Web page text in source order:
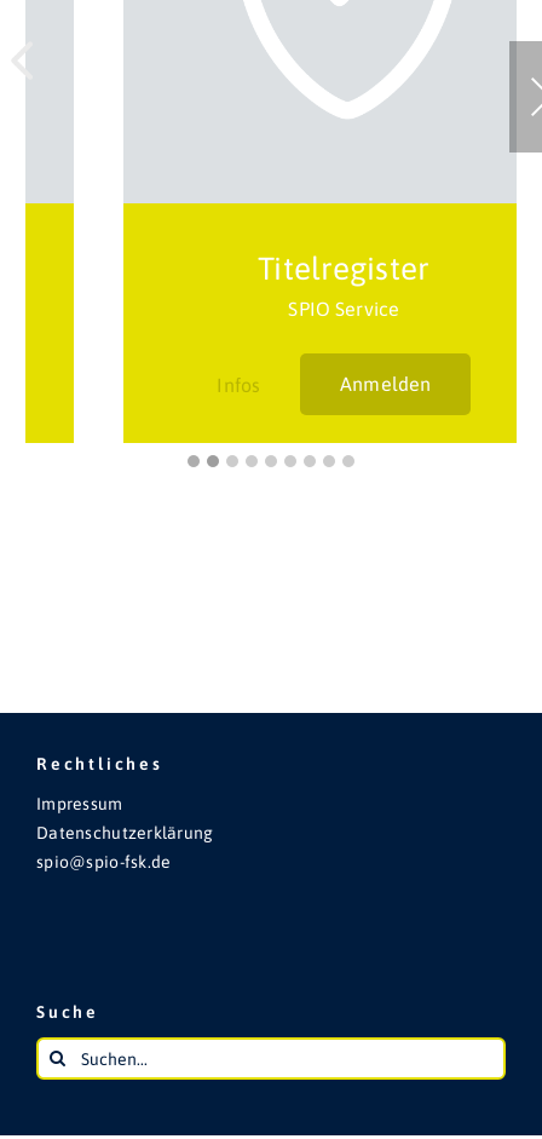
Titelregister
SPIO Service
Anmelden
Rechtliches
Impressum
Datenschutzerklärung
spio@spio-fsk.de
Suche
Suche
nach: